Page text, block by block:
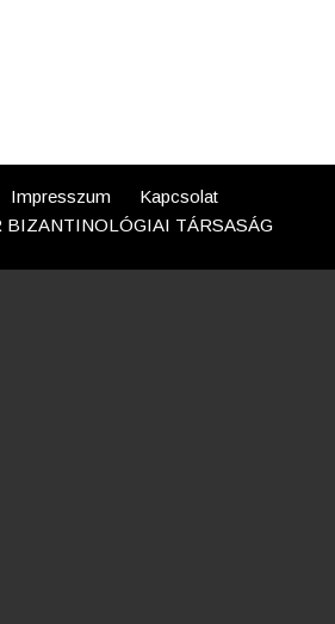
Impresszum
Kapcsolat
BIZANTINOLÓGIAI TÁRSASÁG